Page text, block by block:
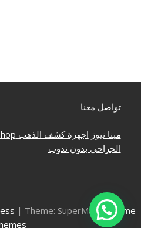
تواصل معنا
مينا نيوز اجهزة كشف الذهب
الجراحي بدون ندوب
| Theme: SuperMag by Acme